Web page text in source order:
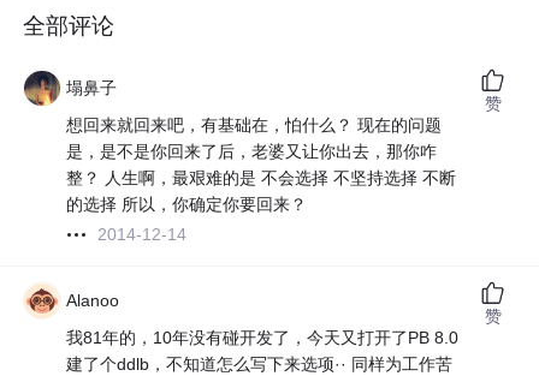
全部评论
塌鼻子
想回来就回来吧，有基础在，怕什么？ 现在的问题
是，是不是你回来了后，老婆又让你出去，那你咋
整？ 人生啊，最艰难的是 不会选择 不坚持选择 不断
的选择 所以，你确定你要回来？
2014-12-14
赞
Alanoo
我81年的，10年没有碰开发了，今天又打开了PB 8.0
建了个ddlb，不知道怎么写下来选项·· 同样为工作苦
赞